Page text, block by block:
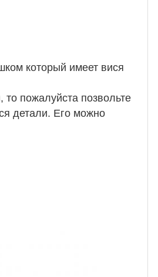
который имеет вися
пожалуйста позвольте
детали. Его можно